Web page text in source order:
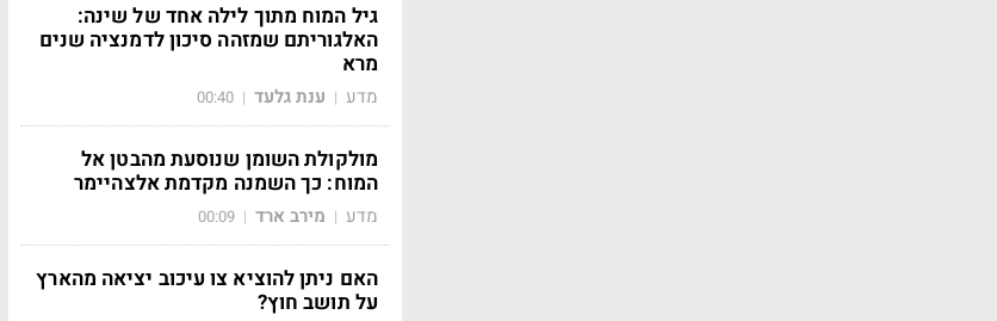
גיל המוח מתוך לילה אחד של שינה:
האלגוריתם שמזהה סיכון לדמנציה שנים
מרא
מדע | ענת גלעד |
00:40
מולקולת השומן שנוסעת מהבטן אל
המוח: כך השמנה מקדמת אלצהיימר
מדע | מירב ארד |
00:09
האם ניתן להוציא צו עיכוב יציאה מהארץ
על תושב חוץ?